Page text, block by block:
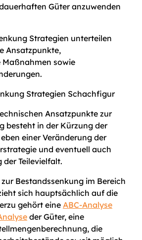
Güter anzuwenden
Strategien unterteilen
Ansatzpunkte,
sowie
Ansatzpunkte zur
besteht in der Kürzung der
einer Veränderung der
und eventuell auch
der Teilevielfalt.
Bestandssenkung im Bereich
sich hauptsächlich auf die
gehört eine ABC-Analyse
der Güter, eine
die